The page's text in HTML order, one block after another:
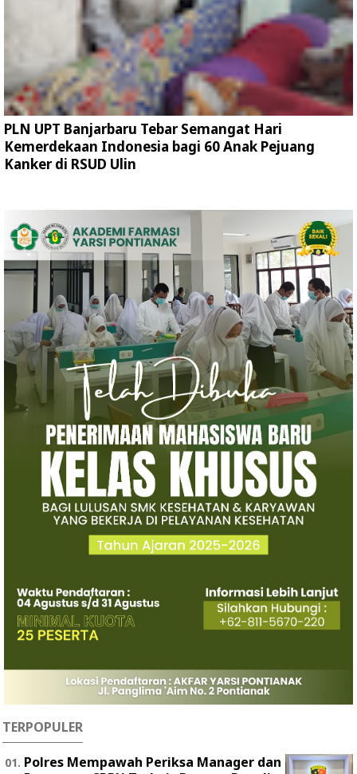
PLN UPT Banjarbaru Tebar Semangat Hari
Kemerdekaan Indonesia bagi 60 Anak Pejuang
Kanker di RSUD Ulin
TERPOPULER
Polres Mempawah Periksa Manager dan